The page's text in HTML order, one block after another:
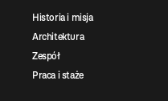
Historia i misja
Architektura
Zespół
Praca i staże